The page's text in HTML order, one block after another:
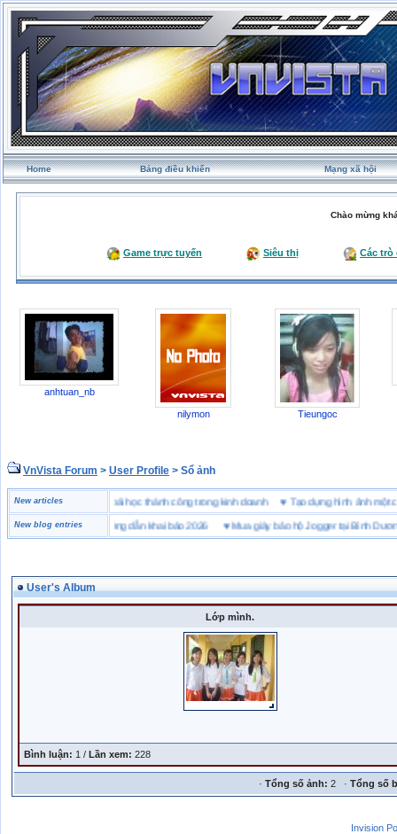
Home Bảng điều khiển Mạng xã hội
Chào mừng
Game trực tuyến Siêu thị Các trò
anhtuan_nb
nilymon Tieungoc
VnVista Forum > User Profile > Sổ ảnh
New articles
biệt” của Microsoft ♥4 bài học thành công trong kinh doanh♥Tạo dựng hình ảnh
New blog entries
hải quan là gì? Hướng dẫn khai báo 2026♥ Mua giày bảo hộ Jogger tại Bình Dương ở
User's Album
Lớp mình.
Bình luận: 1 / Lần xem: 228
· Tổng số ảnh: 2 · Tổng số
Invision